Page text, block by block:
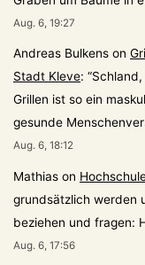
Aug. 6, 19:27
Andreas Bulkens on
Stadt Kleve: “
Grillen ist so ein
gesunde
Aug. 6, 18:12
Mathias on
grundsätzlich werden
beziehen und fragen:
Aug. 6, 17:56